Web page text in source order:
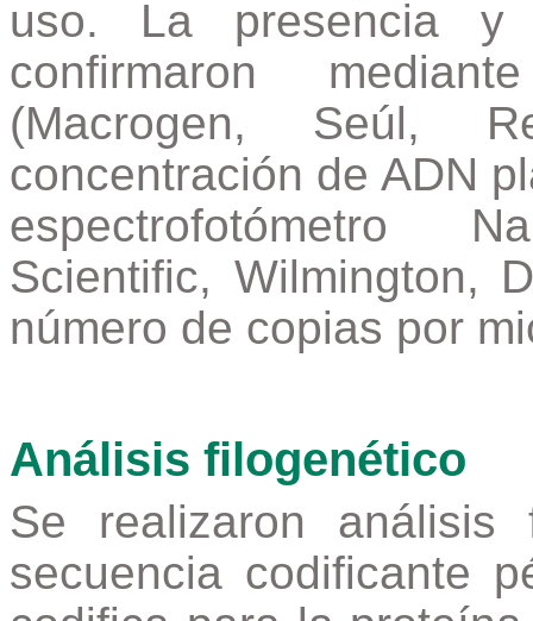
uso. La presencia y
confirmaron
(Macrogen, Seúl,
concentración de ADN
espectrofotómetro
Scientific, Wilmington,
número de copias por
Análisis filogenético
Se realizaron análisis
secuencia codificante